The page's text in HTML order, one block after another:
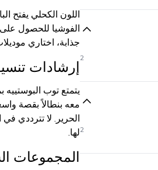
2
2
اللون الكحلي يفتح
الفوشيا للحصول على
جذابة، اختاري
إرشادات
يتمتع توب
الحرير. لا تترددي
لها.
المجموعات